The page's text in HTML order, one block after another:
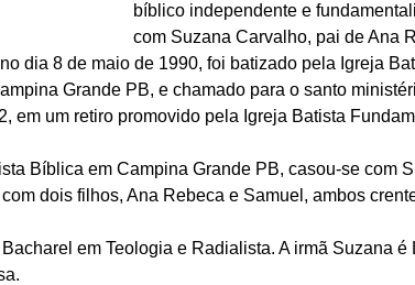
bíblico independente e
com Suzana Carvalho, pai de Ana
dia 8 de maio de 1990, foi batizado pela Igreja
Grande PB, e chamado para o santo
em um retiro promovido pela Igreja Batista
Bíblica em Campina Grande PB, casou-se com
dois filhos, Ana Rebeca e Samuel, ambos
em Teologia e Radialista. A irmã Suzana é